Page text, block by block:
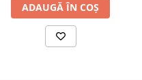
ADAUGĂ ÎN COȘ